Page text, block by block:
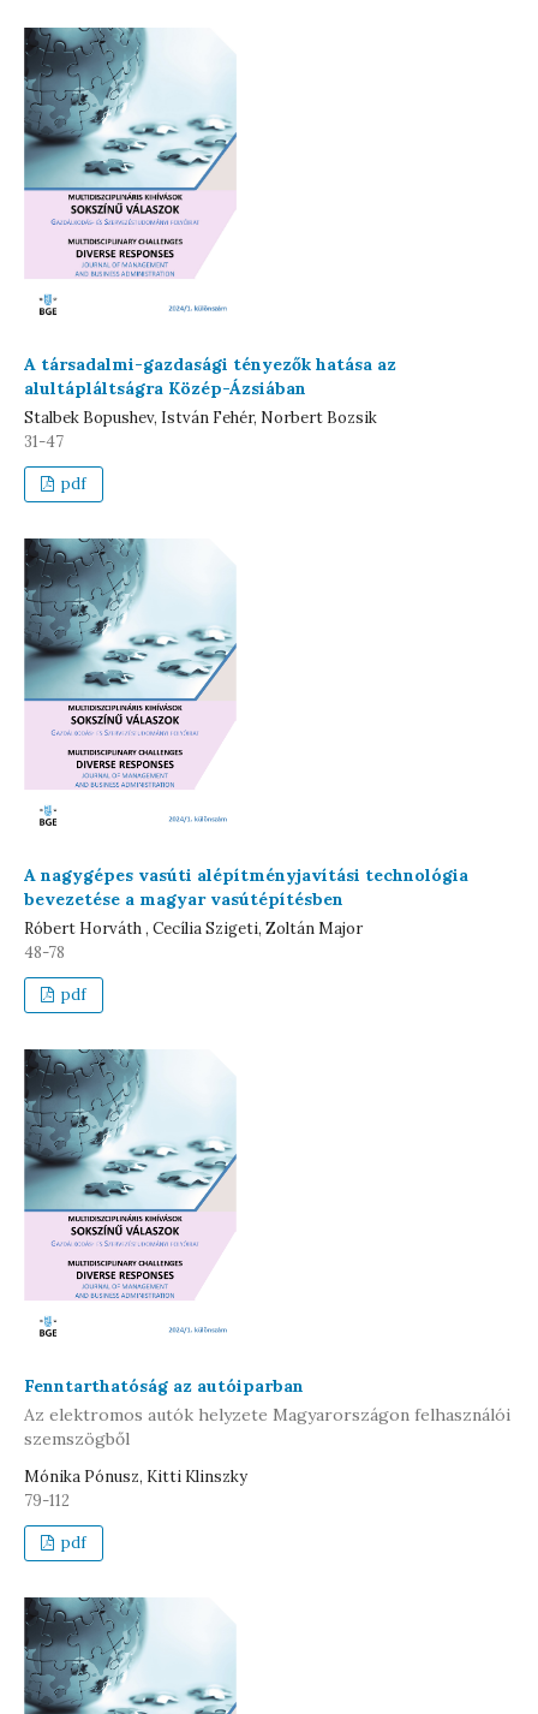
A társadalmi-gazdasági tényezők hatása az
alultápláltságra Közép-Ázsiában
Stalbek Bopushev, István Fehér, Norbert Bozsik
31-47
pdf
A nagygépes vasúti alépítményjavítási technológia
bevezetése a magyar vasútépítésben
Róbert Horváth , Cecília Szigeti, Zoltán Major
48-78
pdf
Fenntarthatóság az autóiparban
Az elektromos autók helyzete Magyarországon felhasználói
szemszögből
Mónika Pónusz, Kitti Klinszky
79-112
pdf